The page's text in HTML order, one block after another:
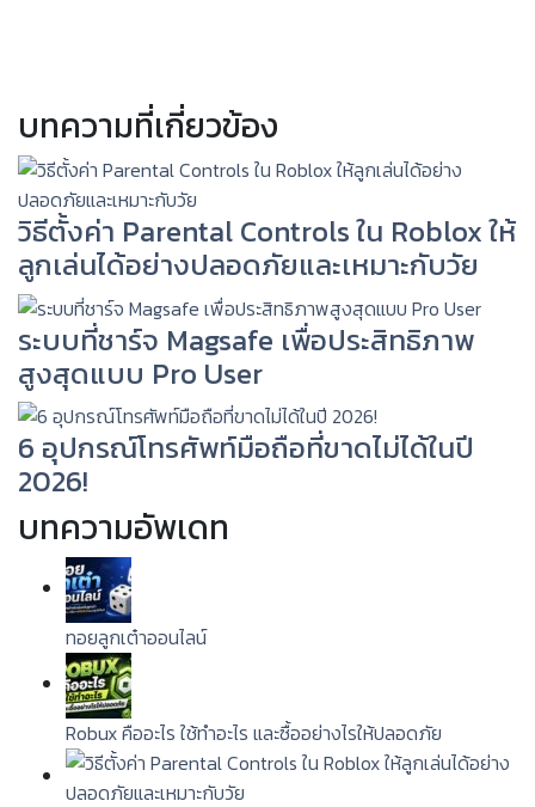
บทความที่เกี่ยวข้อง
วิธีตั้งค่า Parental Controls ใน Roblox ให้
ลูกเล่นได้อย่างปลอดภัยและเหมาะกับวัย
ระบบที่ชาร์จ Magsafe เพื่อประสิทธิภาพ
สูงสุดแบบ Pro User
6 อุปกรณ์โทรศัพท์มือถือที่ขาดไม่ได้ในปี
2026!
บทความอัพเดท
ทอยลูกเต๋าออนไลน์
Robux คืออะไร ใช้ทำอะไร และซื้ออย่างไรให้ปลอดภัย